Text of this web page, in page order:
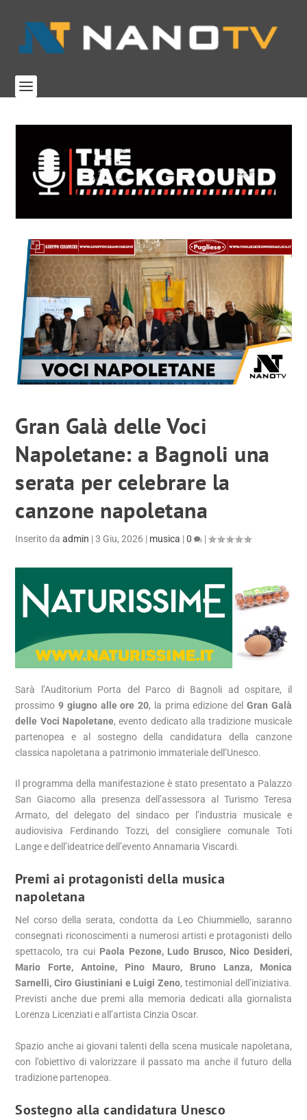
Gran Galà delle Voci
Napoletane: a Bagnoli una
serata per celebrare la
canzone napoletana
Inserito daadmin |3 Giu, 2026 | musica |0 |
Sarà l’Auditorium Porta del Parco di Bagnoli ad ospitare, il
prossimo9 giugno alle ore 20, la prima edizione del Gran Galà
delle Voci Napoletane, evento dedicato alla tradizione musicale
partenopea e al sostegno della candidatura della canzone
classica napoletana a patrimonio immateriale dell’Unesco.
Il programma della manifestazione è stato presentato a Palazzo
San Giacomo alla presenza dell’assessora al Turismo Teresa
Armato, del delegato del sindaco per l’industria musicale e
audiovisiva Ferdinando Tozzi, del consigliere comunale Toti
Lange e dell’ideatrice dell’evento Annamaria Viscardi.
Premi ai protagonisti della musica
napoletana
Nel corso della serata, condotta da Leo Chiummiello, saranno
consegnati riconoscimenti a numerosi artisti e protagonisti dello
spettacolo, tra cui Paola Pezone, Ludo Brusco, Nico Desideri,
Mario Forte, Antoine, Pino Mauro, Bruno Lanza, Monica
Sarnelli, Ciro Giustiniani e Luigi Zeno, testimonial dell’iniziativa.
Previsti anche due premi alla memoria dedicati alla giornalista
Lorenza Licenziati e all’artista Cinzia Oscar.
Spazio anche ai giovani talenti della scena musicale napoletana,
con l’obiettivo di valorizzare il passato ma anche il futuro della
tradizione partenopea.
Sostegno alla candidatura Unesco